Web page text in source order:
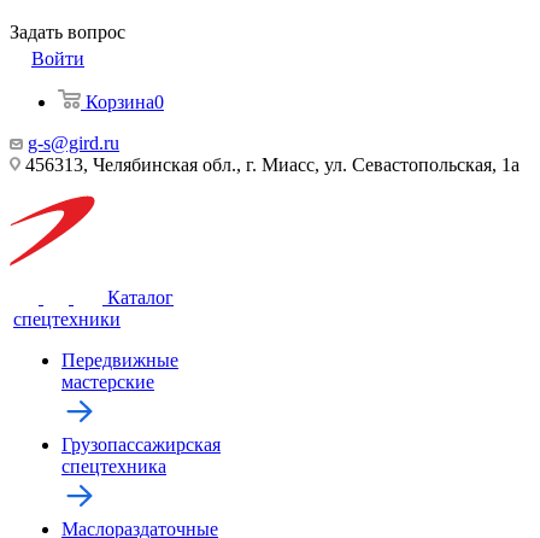
Задать вопрос
Войти
Корзина0
g-s@gird.ru
456313, Челябинская обл., г. Миасс, ул. Севастопольская, 1а
Каталог
спецтехники
Передвижные
мастерские
Грузопассажирская
спецтехника
Маслораздаточные